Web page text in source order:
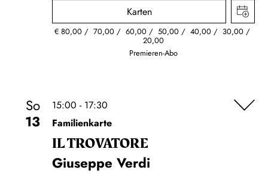
Karten
€80,00 70,00 60,00 50,00 40,00 30,00
20,00
Premieren-Abo
So
13
15:00 - 17:30
Familienkarte
IL TROVA­TORE
Giuseppe Verdi